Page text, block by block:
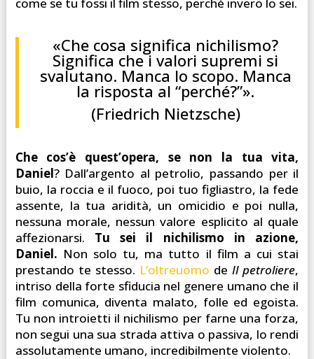
«Che cosa significa nichilismo?
Significa che i valori supremi si
svalutano. Manca lo scopo. Manca
la risposta al “perché?”».
(Friedrich Nietzsche)
Che cos’è quest’opera, se non la tua vita,
Daniel? Dall’argento al petrolio, passando per il
buio, la roccia e il fuoco, poi tuo figliastro, la fede
assente, la tua aridità, un omicidio e poi nulla,
nessuna morale, nessun valore esplicito al quale
affezionarsi. Tu sei il nichilismo in azione,
Daniel. Non solo tu, ma tutto il film a cui stai
prestando te stesso. L’oltreuomo deIl petroliere,
intriso della forte sfiducia nel genere umano che il
film comunica, diventa malato, folle ed egoista.
Tu non introietti il nichilismo per farne una forza,
non segui una sua strada attiva o passiva, lo rendi
assolutamente umano, incredibilmente violento.